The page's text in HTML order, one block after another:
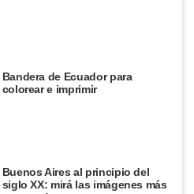
Bandera de Ecuador para
colorear e imprimir
Buenos Aires al principio del
siglo XX: mirá las imágenes más